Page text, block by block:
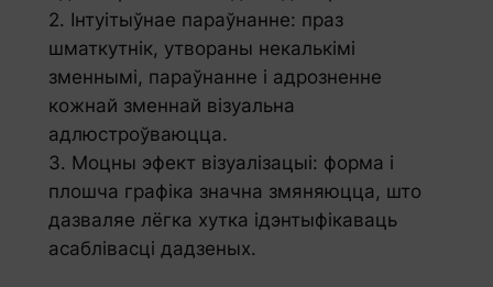
2. Інтуітыўнае параўнанне: праз
шматкутнік, утвораны некалькімі
зменнымі, параўнанне і адрозненне
кожнай зменнай візуальна
адлюстроўваюцца.
3. Моцны эфект візуалізацыі: форма і
плошча графіка значна змяняюцца, што
дазваляе лёгка хутка ідэнтыфікаваць
асаблівасці дадзеных.